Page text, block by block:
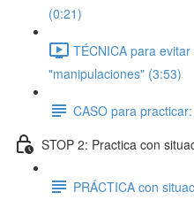
(0:21)
TÉCNICA para
"manipulaciones" (3:53)
CASO para
STOP 2: Practica con
PRÁCTICA con